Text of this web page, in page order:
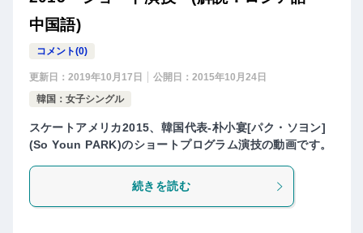
中国語)
コメント(0)
更新日： 2019年10月17日 公開日： 2015年10月24日
韓国：女子シングル
スケートアメリカ2015、韓国代表-朴小宴[パク・ソヨン]
(So Youn PARK)のショートプログラム演技の動画です。
続きを読む